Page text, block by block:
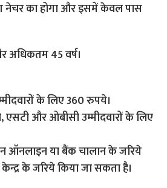
नेचर का होगा और इसमें केवल पास
अधिकतम 45 वर्ष।
के लिए 360 रुपये।
एसटी और ओबीसी उम्मीदवारों के लिए
या बैंक चालान के जरिये
के जरिये किया जा सकता है।